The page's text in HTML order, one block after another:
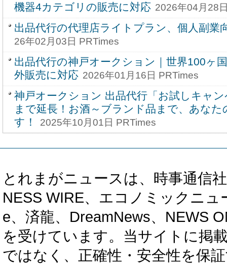
機器4カテゴリの販売に対応 2026年04月28
出品代行の代理店ライトプラン、個人副業
26年02月03日 PRTimes
出品代行の神戸オークション｜世界100ヶ
外販売に対応 2026年01月16日 PRTimes
神戸オークション 出品代行「お試しキャ
まで延長！お酒～ブランド品まで、あな
す！
2025年10月01日 PRTimes
とれまがニュースは、時事通信
NESS WIRE、エコノミックニ
e、済龍、DreamNews、NEWS
を受けています。当サイトに掲
ではなく、正確性・安全性を保